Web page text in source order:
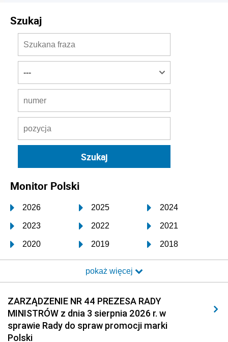
Szukaj
Monitor Polski
2026 2025 2024
2023 2022 2021
2020 2019 2018
2017 2016 2015
2014 2013 2012
2011 2010 2009
2008 2007 2006
2005
pokaż więcej
ZARZĄDZENIE NR 44 PREZESA RADY
MINISTRÓW z dnia 3 sierpnia 2026 r. w
sprawie Rady do spraw promocji marki
Polski